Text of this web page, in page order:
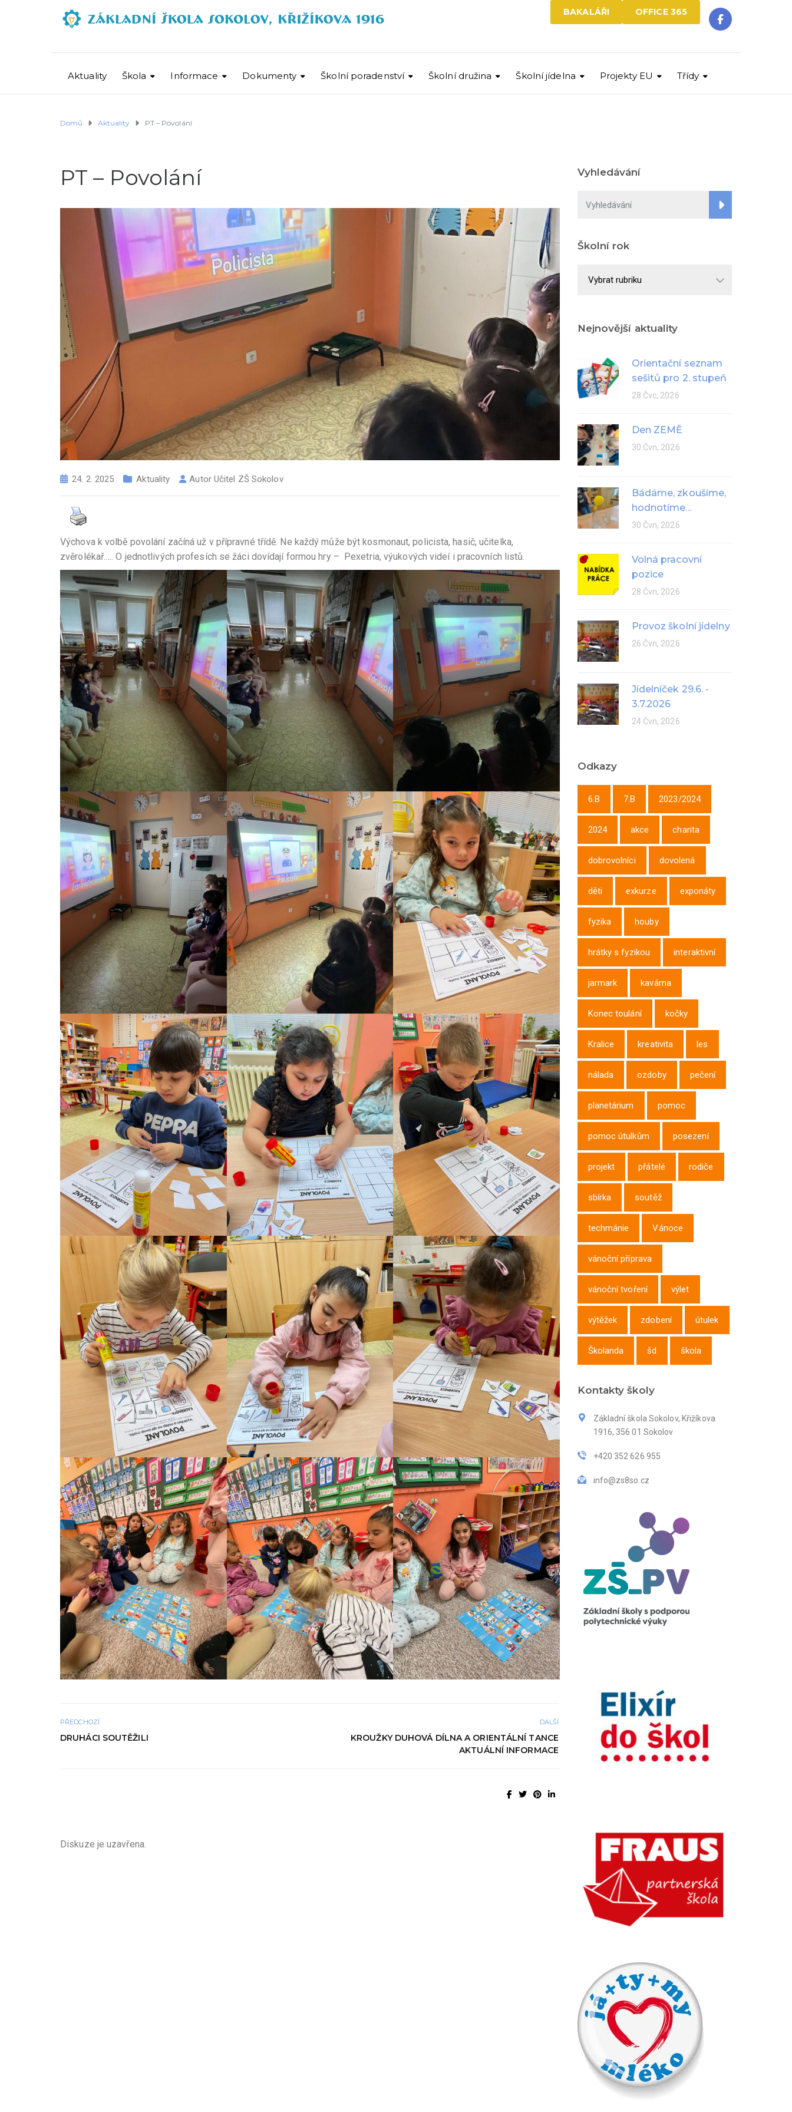
OFFICE 365
BAKALÁŘI
Aktuality Škola Informace Dokumenty Školní poradenství Školní družina Školní jídelna Projekty EU Třídy
Domů Aktuality PT – Povolání
PT – Povolání
24. 2. 2025 Aktuality Autor Učitel ZŠ Sokolov
Výchova k volbě povolání začíná už v přípravné třídě. Ne každý může být kosmonaut, policista, hasič, učitelka,
zvěrolékař….. O jednotlivých profesích se žáci dovídají formou hry – Pexetria, výukových videí i pracovních listů.
PŘEDCHOZÍ
DRUHÁCI SOUTĚŽILI
DALŠÍ
KROUŽKY DUHOVÁ DÍLNA A ORIENTÁLNÍ TANCE
AKTUÁLNÍ INFORMACE
Diskuze je uzavřena.
Vyhledávání
Školní rok
Nejnovější aktuality
Orientační seznam
sešitů pro 2. stupeň
28 Čvc, 2026
Den ZEMĚ
30 Čvn, 2026
Bádáme, zkoušíme,
hodnotíme...
30 Čvn, 2026
Volná pracovní
pozice
28 Čvn, 2026
Provoz školní jídelny
26 Čvn, 2026
Jídelníček 29.6. -
3.7.2026
24 Čvn, 2026
Odkazy
6.B 7.B 2023/2024
2024 akce charita
dobrovolníci dovolená
děti exkurze exponáty
fyzika houby
hrátky s fyzikou interaktivní
jarmark kavárna
Konec toulání kočky
Kralice kreativita les
nálada ozdoby pečení
planetárium pomoc
pomoc útulkům posezení
projekt přátelé rodiče
sbírka soutěž
techmánie Vánoce
vánoční příprava
vánoční tvoření výlet
výtěžek zdobení útulek
Školanda šd škola
Kontakty školy
Základní škola Sokolov, Křižíkova
1916, 356 01 Sokolov
+420 352 626 955
info@zs8so.cz